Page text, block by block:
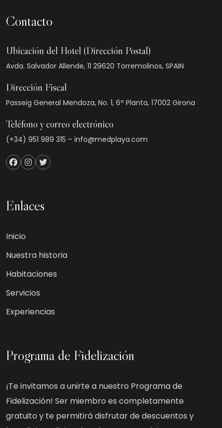
Contacto
Ubicación del Hotel (Dirección Postal)
Avda. Salvador Allende, 11 29620 Torremolinos, SPAIN
Dirección Fiscal
Passeig General Mendoza, No. 1, 6ª Planta, 17002 Girona
Teléfono y correo electrónico
(+34) 951 989 315 – info@medplaya.com
Enlaces
Inicio
Nuestra historia
Habitaciones
Servicios
Experiencias
Programa de Fidelización
¡Te invitamos a unirte a nuestro Programa de
Fidelización! Ser miembro es completamente
gratuito y te permitirá disfrutar de descuentos y